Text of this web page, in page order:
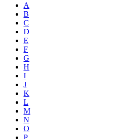
A
B
C
D
E
F
G
H
I
J
K
L
M
N
O
P